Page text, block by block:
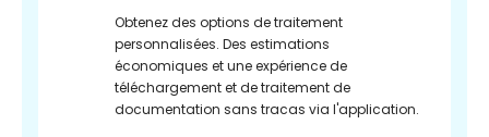
Obtenez des options de traitement
personnalisées. Des estimations
économiques et une expérience de
téléchargement et de traitement de
documentation sans tracas via l'application.